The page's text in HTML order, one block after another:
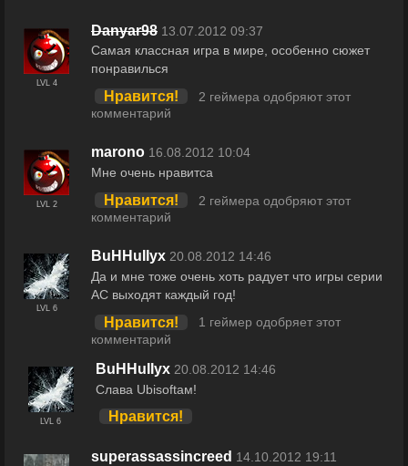
LVL 4
Danyar98 13.07.2012 09:37
Самая классная игра в мире, особенно сюжет
понравилься
Нравится!
2 геймера одобряют этот
комментарий
LVL 2
marono 16.08.2012 10:04
Мне очень нравитса
Нравится!
2 геймера одобряют этот
комментарий
LVL 6
BuHHuIIyx 20.08.2012 14:46
Да и мне тоже очень хоть радует что игры серии
AC выходят каждый год!
Нравится!
1 геймер одобряет этот
комментарий
LVL 6
BuHHuIIyx 20.08.2012 14:46
Слава Ubisoftам!
Нравится!
superassassincreed 14.10.2012 19:11